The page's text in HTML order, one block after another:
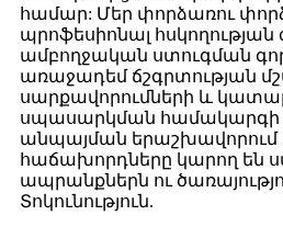
համար: Մեր փորձառու
պրոֆեսիոնալ հսկողության
ամբողջական ստուգման
առաջադեմ ճշգրտության
սարքավորումների և
սպասարկման համակարգի
անպայման երաշխավորում
հաճախորդները կարող են
ապրանքներն ու
Տոկունություն.